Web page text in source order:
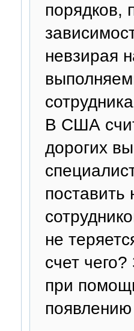
порядков,
невзирая
В США
дорогих
поставить
не
счет
при